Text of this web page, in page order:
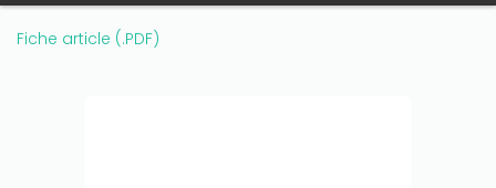
Fiche article (.PDF)